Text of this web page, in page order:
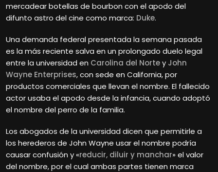
mercadear botellas de bourbon con el apodo del
difunto astro del cine como marca: Duke.
Una demanda federal presentada la semana pasada
es la más reciente salva en un prolongado duelo legal
entre la universidad en Carolina del Nortey John
Wayne Enterprises, con sede en California, por
productos comerciales que llevan el nombre. El fallecido
actor usaba el apodo desde la infancia, cuando adoptó
el nombre del perro de la familia.
Los abogados de la universidad dicen que permitirle a
los herederos de John Wayne usar el nombre podría
causar confusión y «reducir, diluir y manchar» el valor
del nombre, por el cual ambas partes tienen marca